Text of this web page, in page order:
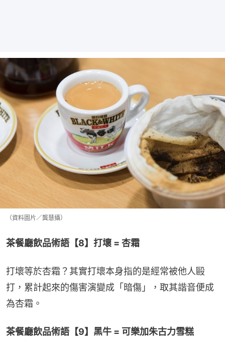
（資料圖片／龔慧攝）
茶餐廳飲品術語【8】打壞 = 杏霜
打壞等於杏霜？其實打壞本身指的是經常被他人毆
打，累計起來的傷害演變成「暗傷」，取其諧音便成
為杏霜。
茶餐廳飲品術語【9】黑牛 = 可樂加朱古力雪糕